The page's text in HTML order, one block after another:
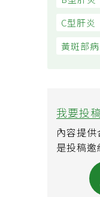
B型肝炎
C型肝炎
黃斑部
我要投
內容提
是投稿